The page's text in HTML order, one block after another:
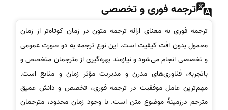
ترجمه فوری و تخصصی
ترجمه فوری به معنای ارائه ترجمه متون در زمان کوتاه‌تر از زمان
معمول بدون افت کیفیت است. این نوع ترجمه به دو صورت عمومی
و تخصصی انجام می‌شود و نیازمند بهره‌گیری از مترجمان متخصص و
باتجربه، فناوری‌های مدرن و مدیریت مؤثر زمان و منابع است.
مهم‌ترین عامل موفقیت در ترجمه فوری، تخصص و دانش عمیق
مترجم درزمینهٔ موضوع متن است. با وجود زمان محدود، مترجمان